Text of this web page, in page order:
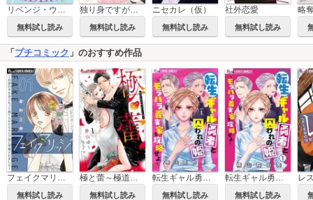
リベンジ・ウェディング
無料試し読み
独り身ですが何か？
無料試し読み
ニセカレ（仮）
無料試し読み
社外恋愛
無料試し読み
略
「 プチコミック 」のおすすめ作品
無料試し読み 無料試し読み 無料試し読み 無料試し読み